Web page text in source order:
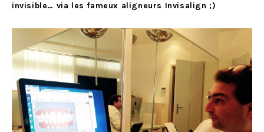
invisible… via les fameux aligneurs Invisalign ;)